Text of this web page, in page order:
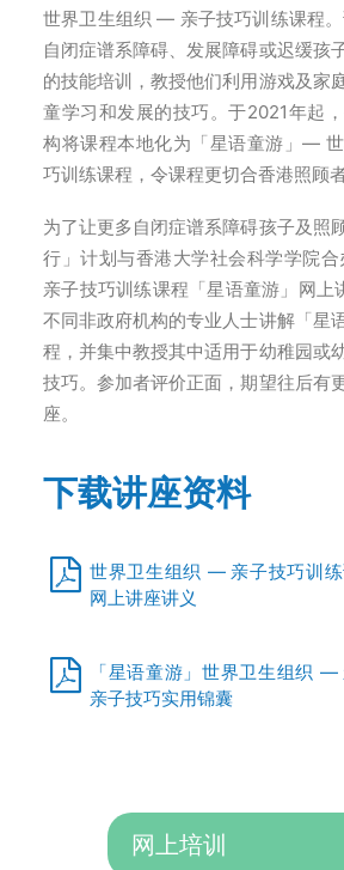
世界卫生组织 — 亲子技巧训练课程
自闭症谱系障碍、发展障碍或迟缓孩
的技能培训，教授他们利用游戏及家
童学习和发展的技巧。于2021年起
构将课程本地化为「星语童游」—
巧训练课程，令课程更切合香港照顾者
为了让更多自闭症谱系障碍孩子及照
行」计划与香港大学社会科学学院
亲子技巧训练课程「星语童游」网上
不同非政府机构的专业人士讲解「星
程，并集中教授其中适用于幼稚园或
技巧。参加者评价正面，期望往后有
座。
下载讲座资料
世界卫生组织 — 亲子技巧训练
网上讲座讲义
「星语童游」世界卫生组织
亲子技巧实用锦囊
网上培训